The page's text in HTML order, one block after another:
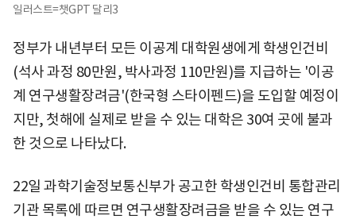
일러스트=챗GPT 달리3
정부가 내년부터 모든 이공계 대학원생에게 학생인건비
(석사 과정 80만원, 박사과정 110만원)를 지급하는 '이공
계 연구생활장려금'(한국형 스타이펜드)을 도입할 예정이
지만, 첫해에 실제로 받을 수 있는 대학은 30여 곳에 불과
한 것으로 나타났다.
22일 과학기술정보통신부가 공고한 학생인건비 통합관리
기관 목록에 따르면 연구생활장려금을 받을 수 있는 연구